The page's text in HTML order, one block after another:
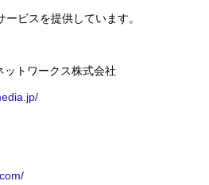
ビスを提供しています。
トワークス株式会社